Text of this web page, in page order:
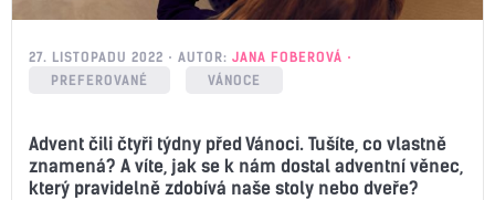
27. LISTOPADU 2022 AUTOR: JANA FOBEROVÁ
PREFEROVANÉ
VÁNOCE
Advent čili čtyři týdny před Vánoci. Tušíte, co vlastně
znamená? A víte, jak se k nám dostal adventní věnec,
který pravidelně zdobívá naše stoly nebo dveře?